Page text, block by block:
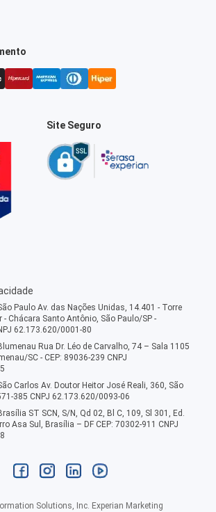
Site Seguro
Paulo Av. das Nações Unidas, 14.401 - Torre
- Chácara Santo Antônio, São Paulo/SP -
62.173.620/0001-80
Rua Dr. Léo de Carvalho, 74 – Sala 1105
SC - CEP: 89036-239 CNPJ
Carlos Av. Doutor Heitor José Reali, 360, São
385 CNPJ 62.173.620/0093-06
ST SCN, S/N, Qd 02, Bl C, 109, Sl 301, Ed.
Asa Sul, Brasília – DF CEP: 70302-911 CNPJ
Solutions, Inc. Experian Marketing